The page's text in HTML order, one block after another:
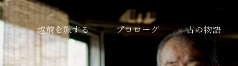
越前を旅する プロローグ 古の物語